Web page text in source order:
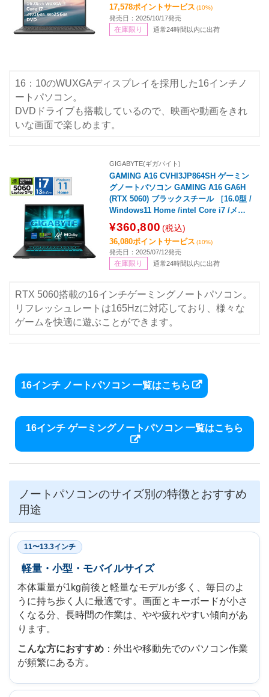
17,578ポイントサービス (10%)
発売日：2025/10/17発売
在庫限り 通常24時間以内に出荷
16：10のWUXGAディスプレイを採用した16インチノ
ートパソコン。
DVDドライブも搭載しているので、映画や動画をきれ
いな画面で楽しめます。
GIGABYTE(ギガバイト)
GAMING A16 CVHI3JP864SH ゲーミン
グノートパソコン GAMING A16 GA6H
(RTX 5060) ブラックスチール ［16.0型 /
Windows11 Home /intel Core i7 /メモ
リ：32GB /SSD：1TB /日本語版キーボ
ード /2025年7月モデル］
¥360,800 (税込)
36,080ポイントサービス (10%)
発売日：2025/07/12発売
在庫限り 通常24時間以内に出荷
RTX 5060搭載の16インチゲーミングノートパソコン。
リフレッシュレートは165Hzに対応しており、様々な
ゲームを快適に遊ぶことができます。
16インチ ノートパソコン 一覧はこちら
16インチ ゲーミングノートパソコン 一覧はこちら
ノートパソコンのサイズ別の特徴とおすすめ
用途
11〜13.3インチ
軽量・小型・モバイルサイズ
本体重量が1kg前後と軽量なモデルが多く、毎日のよ
うに持ち歩く人に最適です。画面とキーボードが小さ
くなる分、長時間の作業は、やや疲れやすい傾向があ
ります。
こんな方におすすめ ：外出や移動先でのパソコン作業
が頻繁にある方。